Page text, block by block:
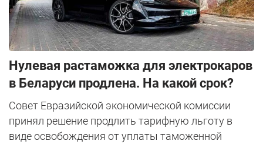
Нулевая растаможка для электрокаров
в Беларуси продлена. На какой срок?
Совет Евразийской экономической комиссии
принял решение продлить тарифную льготу в
виде освобождения от уплаты таможенной